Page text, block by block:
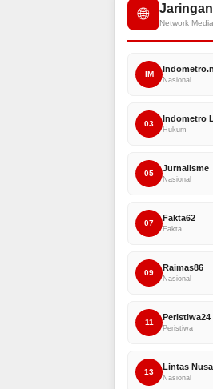
🌐
Network
IM
Nasional
03
Indometro
Hukum
05
Jurnalisme
Nasional
07
Fakta62
Fakta
09
Raimas86
Nasional
11
Peristiwa24
Peristiwa
13
Lintas
Nasional